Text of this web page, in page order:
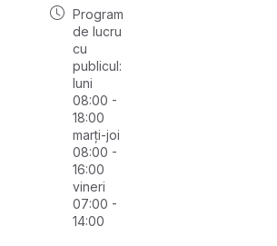
Program
de lucru
cu
publicul:
luni
08:00 -
18:00
marți-joi
08:00 -
16:00
vineri
07:00 -
14:00